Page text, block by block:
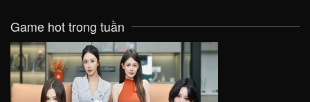
Game hot trong tuần
VIEW